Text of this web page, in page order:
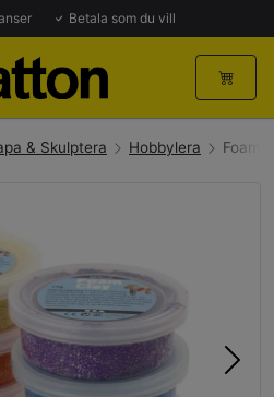
Betala som du vill
& Skulptera Hobbylera Foam
Nästa